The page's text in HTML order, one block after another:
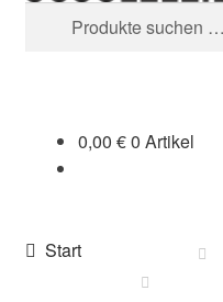
Suchen
blog / news
0,00 €0 Artikel
Start